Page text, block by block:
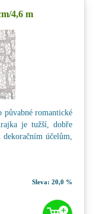
4,6 m
romantické
je tužší, dobře
účelům,
Sleva: 20,0 %